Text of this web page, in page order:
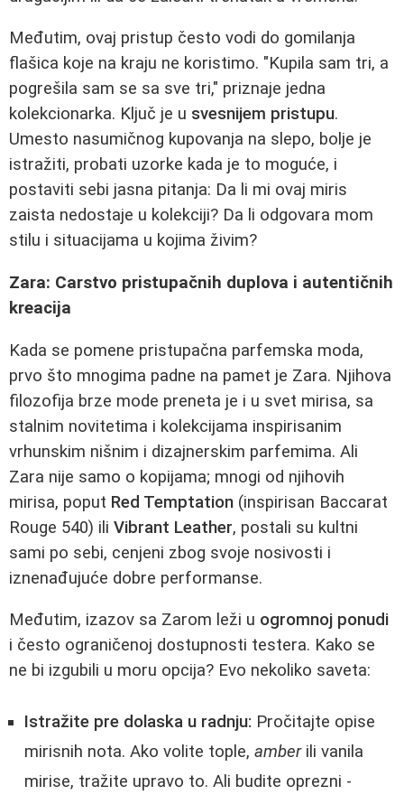
Međutim, ovaj pristup često vodi do gomilanja
flašica koje na kraju ne koristimo. "Kupila sam tri, a
pogrešila sam se sa sve tri," priznaje jedna
kolekcionarka. Ključ je u svesnijem pristupu.
Umesto nasumičnog kupovanja na slepo, bolje je
istražiti, probati uzorke kada je to moguće, i
postaviti sebi jasna pitanja: Da li mi ovaj miris
zaista nedostaje u kolekciji? Da li odgovara mom
stilu i situacijama u kojima živim?
Zara: Carstvo pristupačnih duplova i autentičnih
kreacija
Kada se pomene pristupačna parfemska moda,
prvo što mnogima padne na pamet je Zara. Njihova
filozofija brze mode preneta je i u svet mirisa, sa
stalnim novitetima i kolekcijama inspirisanim
vrhunskim nišnim i dizajnerskim parfemima. Ali
Zara nije samo o kopijama; mnogi od njihovih
mirisa, poput Red Temptation (inspirisan Baccarat
Rouge 540) ili Vibrant Leather, postali su kultni
sami po sebi, cenjeni zbog svoje nosivosti i
iznenađujuće dobre performanse.
Međutim, izazov sa Zarom leži u ogromnoj ponudi
i često ograničenoj dostupnosti testera. Kako se
ne bi izgubili u moru opcija? Evo nekoliko saveta:
Istražite pre dolaska u radnju: Pročitajte opise
mirisnih nota. Ako volite tople, amberili vanila
mirise, tražite upravo to. Ali budite oprezni -